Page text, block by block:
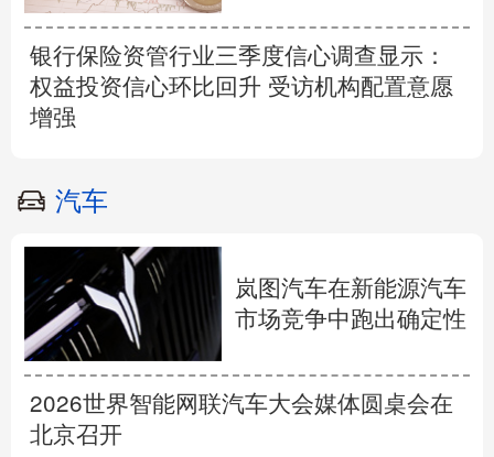
银行保险资管行业三季度信心调查显示：
权益投资信心环比回升 受访机构配置意愿
增强
汽车
岚图汽车在新能源汽车
市场竞争中跑出确定性
2026世界智能网联汽车大会媒体圆桌会在
北京召开